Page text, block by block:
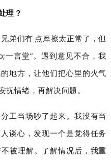
理？
们有点摩擦太正常了，但
堂”。遇到意见不合，我
地方，让他们把心里的火气
情绪，再解决问题。
工当场吵了起来。我没有当
谈心，发现一个是觉得任务
不被理解。了解情况后，我重